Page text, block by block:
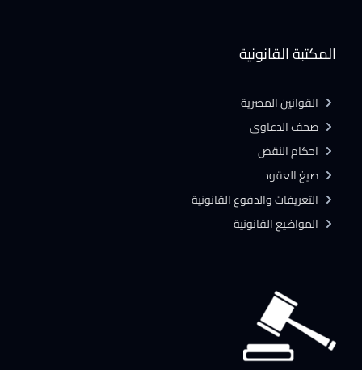
المكتبة القانونية
القوانين المصرية
صحف الدعاوى
احكام النقض
صيغ العقود
التعريفات والدفوع القانونية
المواضيع القانونية